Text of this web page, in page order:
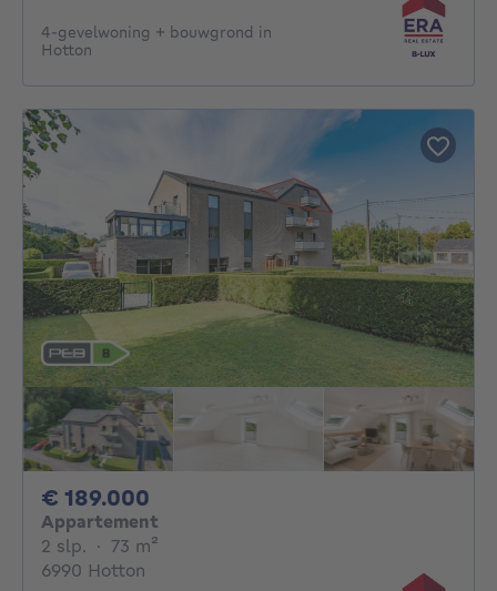
4-gevelwoning + bouwgrond in
Hotton
€ 189.000
Appartement
2 slp. 2 slaapkamers
· 73 m²
6990 Hotton